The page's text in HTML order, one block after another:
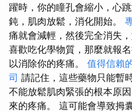
躍時，你的瞳孔會縮小，心
鈍，肌肉放鬆，消化開始。
痛就會減輕，然後完全消失
喜歡吃化學物質，那麼就報
以消除你的疼痛。 值得信賴
司 請記住，這些藥物只能暫
不能放鬆肌肉緊張的根本原
來的疼痛。 這可能會導致拇